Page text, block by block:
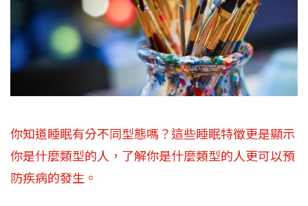
你知道睡眠有分不同型態嗎？這些睡眠特徵更是顯示
你是什麼類型的人，了解你是什麼類型的人更可以預
防疾病的發生。